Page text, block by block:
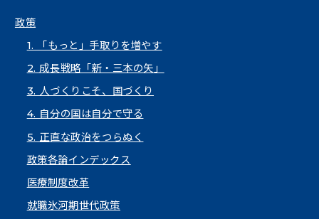
政策
1. 「もっと」手取りを増やす
2. 成長戦略「新・三本の矢」
3. 人づくりこそ、国づくり
4. 自分の国は自分で守る
5. 正直な政治をつらぬく
政策各論インデックス
医療制度改革
就職氷河期世代政策